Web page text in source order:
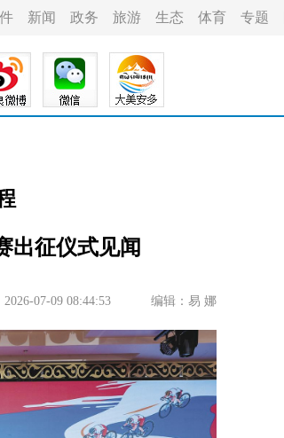
新闻 政务 旅游 生态 体育 专题
征仪式见闻
07-09 08:44:53 编辑：易 娜